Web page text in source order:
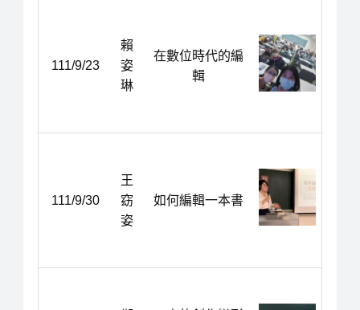
111/9/23
賴
姿
琳
在數位時代的編
輯
111/9/30
王
窈
姿
如何編輯一本書